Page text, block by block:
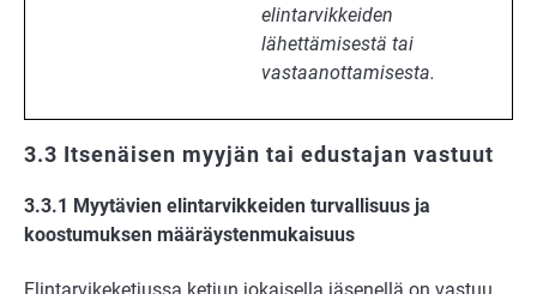
elintarvikkeiden
lähettämisestä tai
vastaanottamisesta.
3.3 Itsenäisen myyjän tai edustajan vastuut
3.3.1 Myytävien elintarvikkeiden turvallisuus ja
koostumuksen määräystenmukaisuus